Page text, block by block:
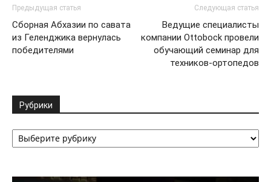
Предыдущая статья
Сборная Абхазии по савата
из Геленджика вернулась
победителями
Следующая статья
Ведущие специалисты
компании Ottobock провели
обучающий семинар для
техников-ортопедов
Рубрики
Рубрики